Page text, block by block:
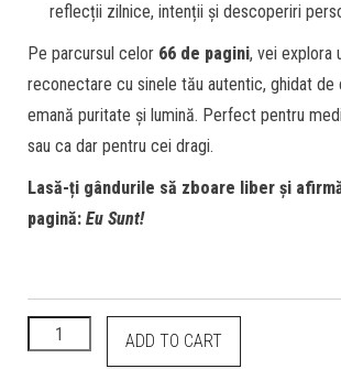
reflecții zilnice, intenții și descoperiri
Pe parcursul celor 66 de pagini, vei explora
reconectare cu sinele tău autentic, ghidat de
emană puritate și lumină. Perfect pentru
sau ca dar pentru cei dragi.
Lasă-ți gândurile să zboare liber și
pagină: Eu Sunt!
ADD TO CART